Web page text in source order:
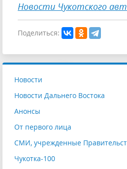
Новости Чукотского
Поделиться:
Новости
Новости Дальнего Востока
Анонсы
От первого лица
СМИ, учрежденные
Чукотка-100